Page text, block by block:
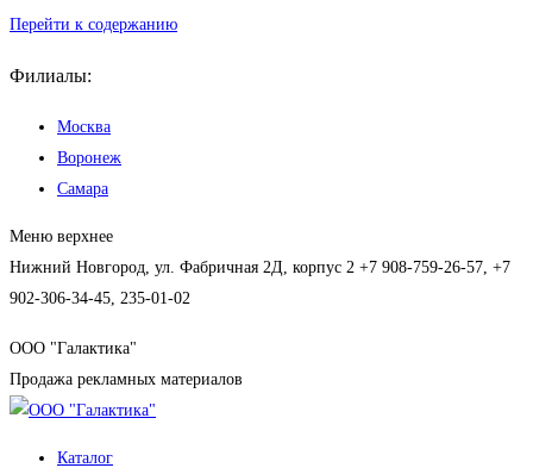
Перейти к содержанию
Филиалы:
Москва
Воронеж
Самара
Меню верхнее
Нижний Новгород, ул. Фабричная 2Д, корпус 2 +7 908-759-26-57, +7
902-306-34-45, 235-01-02
ООО "Галактика"
Продажа рекламных материалов
Каталог